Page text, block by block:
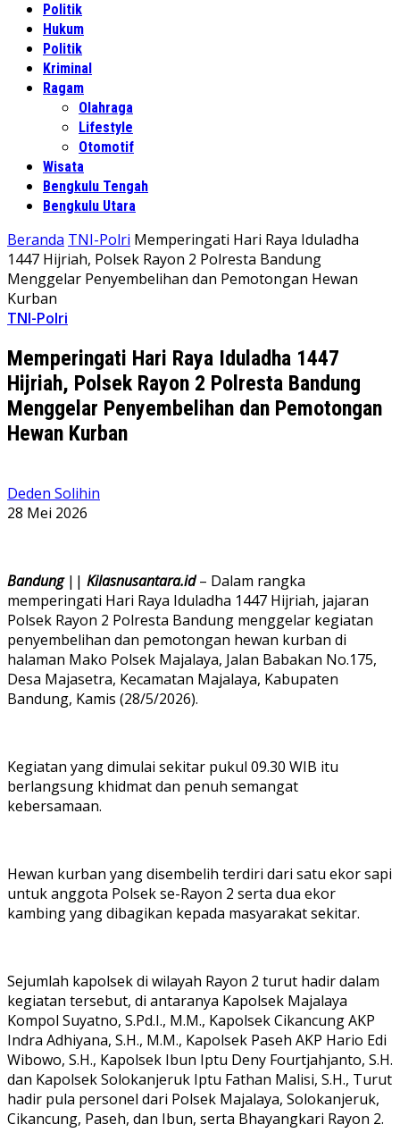
Politik
Hukum
Politik
Kriminal
Ragam
Olahraga
Lifestyle
Otomotif
Wisata
Bengkulu Tengah
Bengkulu Utara
Beranda TNI-Polri Memperingati Hari Raya Iduladha
1447 Hijriah, Polsek Rayon 2 Polresta Bandung
Menggelar Penyembelihan dan Pemotongan Hewan
Kurban
TNI-Polri
Memperingati Hari Raya Iduladha 1447
Hijriah, Polsek Rayon 2 Polresta Bandung
Menggelar Penyembelihan dan Pemotongan
Hewan Kurban
Deden Solihin
28 Mei 2026
Bandung|| Kilasnusantara.id– Dalam rangka
memperingati Hari Raya Iduladha 1447 Hijriah, jajaran
Polsek Rayon 2 Polresta Bandung menggelar kegiatan
penyembelihan dan pemotongan hewan kurban di
halaman Mako Polsek Majalaya, Jalan Babakan No.175,
Desa Majasetra, Kecamatan Majalaya, Kabupaten
Bandung, Kamis (28/5/2026).
Kegiatan yang dimulai sekitar pukul 09.30 WIB itu
berlangsung khidmat dan penuh semangat
kebersamaan.
Hewan kurban yang disembelih terdiri dari satu ekor sapi
untuk anggota Polsek se-Rayon 2 serta dua ekor
kambing yang dibagikan kepada masyarakat sekitar.
Sejumlah kapolsek di wilayah Rayon 2 turut hadir dalam
kegiatan tersebut, di antaranya Kapolsek Majalaya
Kompol Suyatno, S.Pd.I., M.M., Kapolsek Cikancung AKP
Indra Adhiyana, S.H., M.M., Kapolsek Paseh AKP Hario Edi
Wibowo, S.H., Kapolsek Ibun Iptu Deny Fourtjahjanto, S.H.
dan Kapolsek Solokanjeruk Iptu Fathan Malisi, S.H., Turut
hadir pula personel dari Polsek Majalaya, Solokanjeruk,
Cikancung, Paseh, dan Ibun, serta Bhayangkari Rayon 2.